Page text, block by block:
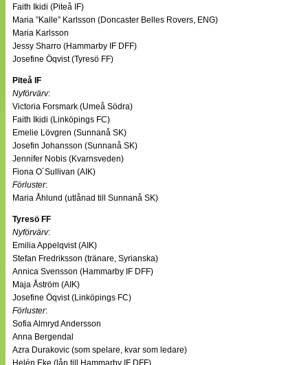
Faith Ikidi (Piteå IF)
Maria ”Kalle” Karlsson (Doncaster Belles Rovers, ENG)
Maria Karlsson
Jessy Sharro (Hammarby IF DFF)
Josefine Öqvist (Tyresö FF)
Piteå IF
Nyförvärv:
Victoria Forsmark (Umeå Södra)
Faith Ikidi (Linköpings FC)
Emelie Lövgren (Sunnanå SK)
Josefin Johansson (Sunnanå SK)
Jennifer Nobis (Kvarnsveden)
Fiona O´Sullivan (AIK)
Förluster:
Maria Åhlund (utlånad till Sunnanå SK)
Tyresö FF
Nyförvärv:
Emilia Appelqvist (AIK)
Stefan Fredriksson (tränare, Syrianska)
Annica Svensson (Hammarby IF DFF)
Maja Åström (AIK)
Josefine Öqvist (Linköpings FC)
Förluster:
Sofia Almryd Andersson
Anna Bergendal
Azra Durakovic (som spelare, kvar som ledare)